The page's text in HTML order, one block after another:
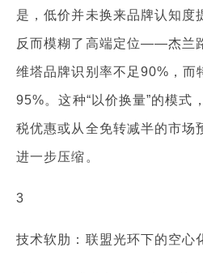
是，低价并未换来品牌认知度
反而模糊了高端定位——杰兰
维塔品牌识别率不足90%，而
95%。这种“以价换量”的模式
税优惠或从全免转减半的市场
进一步压缩。
3
技术软肋：联盟光环下的空心